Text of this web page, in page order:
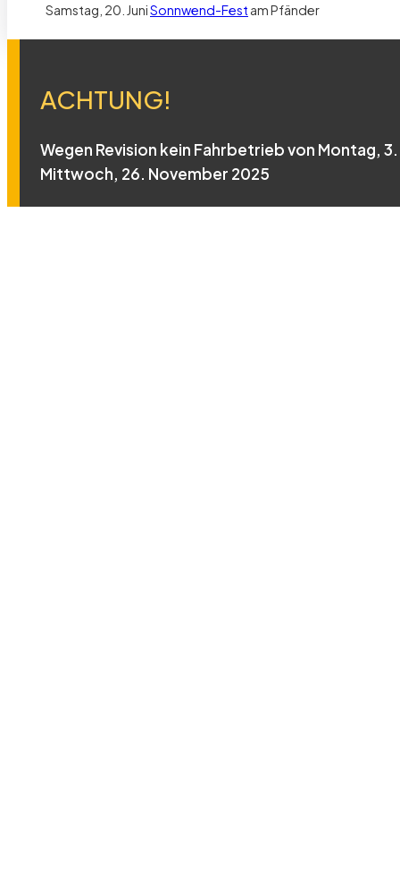
Samstag, 20. JuniSonnwend-Fest am Pfänder
ACHTUNG!
Wegen Revision kein Fahrbetrieb von Montag,
Mittwoch, 26. November 2025